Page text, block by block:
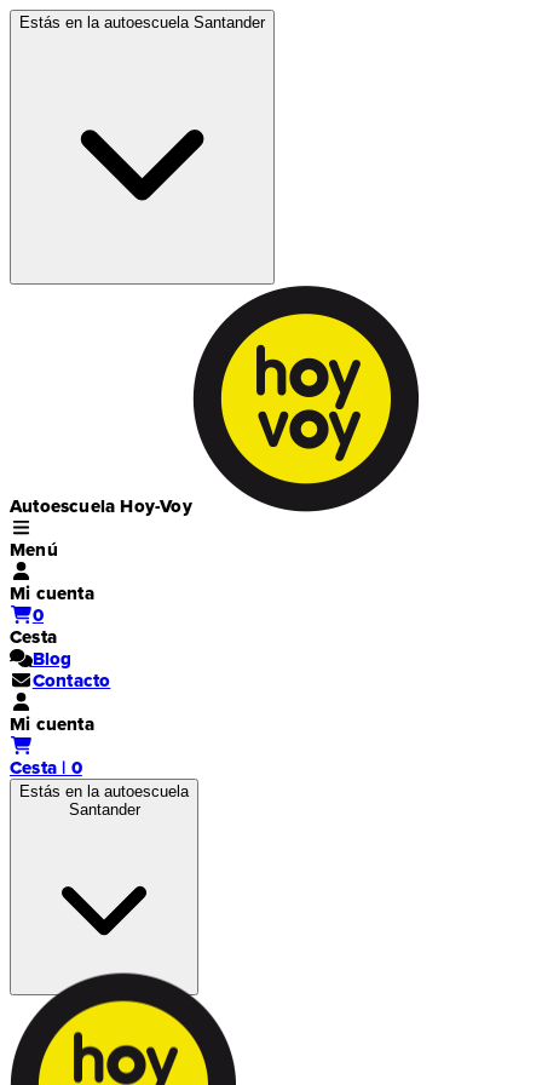
Estás en la autoescuela Santander
Autoescuela Hoy-Voy
Menú
Mi cuenta
0
Cesta
Blog
Contacto
Mi cuenta
Cesta | 0
Estás en la autoescuela
Santander